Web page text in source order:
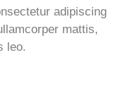
adipiscing
mattis,
leo.